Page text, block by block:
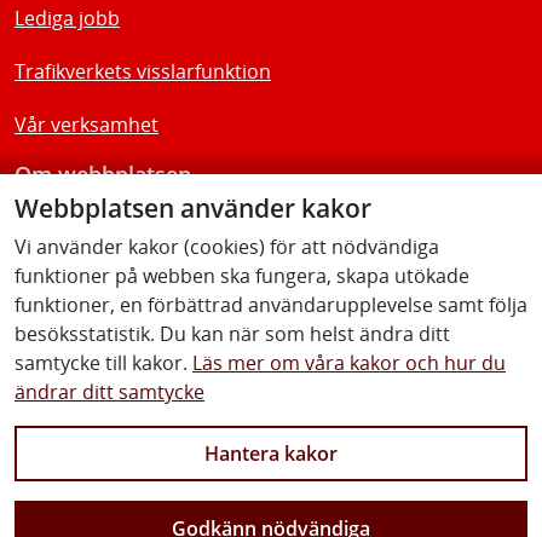
Webbplatsen använder kakor
Vi använder kakor (cookies) för att nödvändiga
funktioner på webben ska fungera, skapa utökade
funktioner, en förbättrad användarupplevelse samt följa
besöksstatistik. Du kan när som helst ändra ditt
samtycke till kakor. Läs mer om våra kakor och hur du
ändrar ditt samtycke
Hantera kakor
Godkänn nödvändiga
Lediga jobb
Trafikverkets visslarfunktion
Vår verksamhet
Om webbplatsen
Tillgänglighetsredogörelse
Följ oss
Facebook Youtube